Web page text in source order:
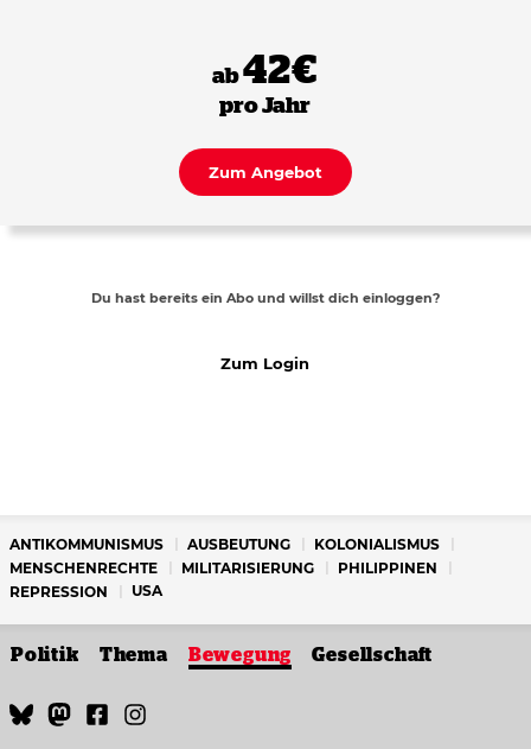
ab42€
pro Jahr
Zum Angebot
Du hast bereits ein Abo und willst dich einloggen?
Zum Login
ANTIKOMMUNISMUS AUSBEUTUNG
KOLONIALISMUS
MENSCHENRECHTE
MILITARISIERUNG
PHILIPPINEN
REPRESSION
USA
Politik Thema Bewegung Gesellschaft